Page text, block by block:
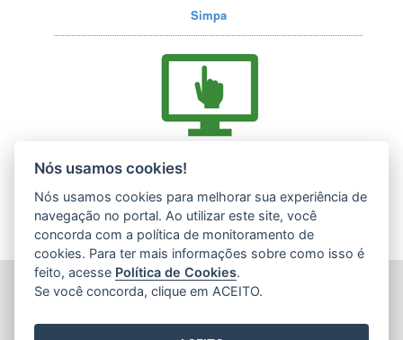
Simpa
INSTITUTO ESTADUAL DE MEIO AMBIENTE (IEMA)
CEP: 29140-130 - Cariacica / ES
Nós usamos cookies!
Nós usamos cookies para melhorar sua experiência de
navegação no portal. Ao utilizar este site, você
concorda com a política de monitoramento de
cookies. Para ter mais informações sobre como isso é
feito, acesse Política de Cookies.
Se você concorda, clique em ACEITO.